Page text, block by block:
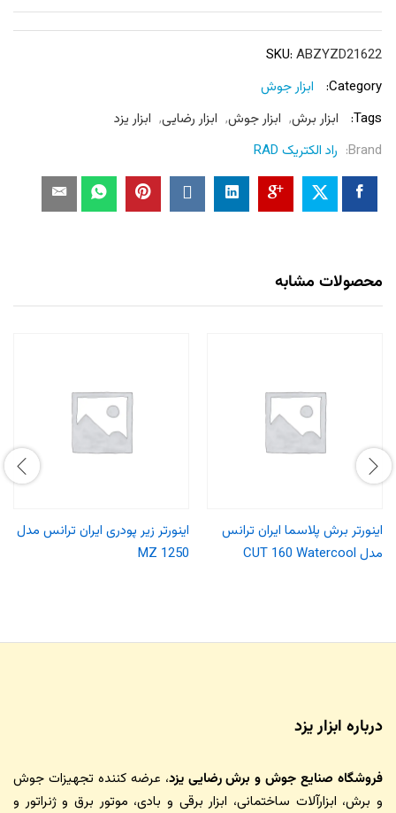
SKU: ABZYZD21622
Category:
ابزار جوش
Tags:
ابزار برش, ابزار جوش, ابزار رضایی, ابزار یزد
Brand: راد الکتریک RAD
محصولات مشابه
اینورتر برش پلاسما ایران ترانس
مدل CUT 160 Watercool
اینورتر زیر پودری ایران ترانس مدل
MZ 1250
درباره ابزار یزد
فروشگاه صنایع جوش و برش رضایی یزد، عرضه کننده تجهیزات جوش
و برش، ابزارآلات ساختمانی، ابزار برقی و بادی، موتور برق و ژنراتور و